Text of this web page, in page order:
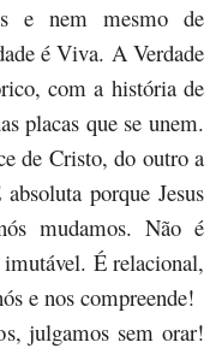
e nem mesmo de
é Viva. A Verdade
com a história de
placas que se unem.
de Cristo, do outro a
porque Jesus
mudamos. Não é
É relacional,
e nos compreende!
julgamos sem orar!